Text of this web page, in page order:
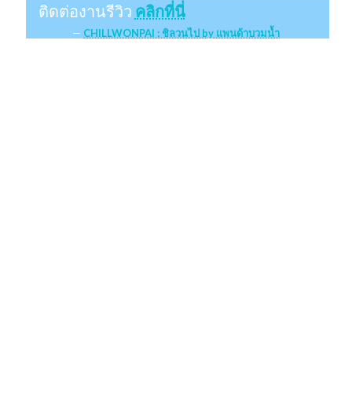
ติดต่องานรีวิว คลิกที่นี่
CHILLWONPAI : ชิลวนไป by แพนด้าบวมน้ำ